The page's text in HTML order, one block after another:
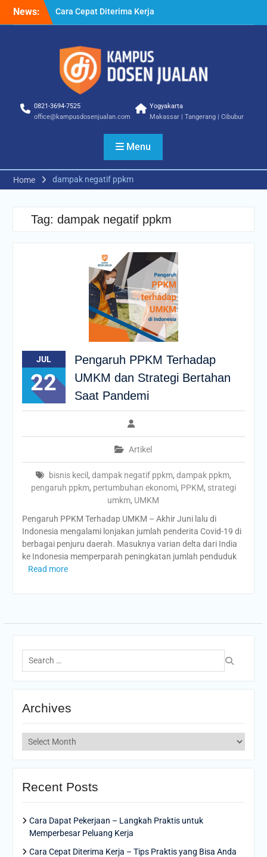
News:
Cara Cepat Diterima Kerja
– Tips Praktis yang Bisa
Cara Biar Dapat Pekerjaan
– Panduan Lengkap untuk
Pencari Kerja
Cara Dapat Pekerjaan –
Memperbesar Peluang
0821-3694-7525
office@kampusdosenjualan.com
Yogyakarta
Makassar | Tangerang | Cibubur
Menu
Home dampak negatif ppkm
Tag: dampak negatif ppkm
JUL
22
Pengaruh PPKM Terhadap
UMKM dan Strategi Bertahan
Saat Pandemi
Artikel
bisnis kecil , dampak negatif ppkm, dampak ppkm,
pengaruh ppkm, pertumbuhan ekonomi, PPKM, strategi
umkm, UMKM
Pengaruh PPKM Terhadap UMKM – Akhir Juni lalu di
Indonesia mengalami lonjakan jumlah penderita Covid-19 di
berbagai penjuru daerah. Masuknya varian delta dari India
ke Indonesia memperparah peningkatan jumlah penduduk
Read more
Search
for:
Archives
Archives
Recent Posts
Cara Dapat Pekerjaan – Langkah Praktis untuk
Memperbesar Peluang Kerja
Cara Cepat Diterima Kerja – Tips Praktis yang Bisa Anda